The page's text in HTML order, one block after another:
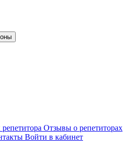
репетитора Отзывы о репетиторах
Войти в кабинет